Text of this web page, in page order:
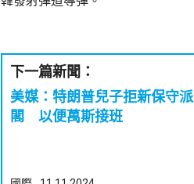
下一篇新聞：
美媒：特朗普兒子拒新保守
閣 以便萬斯接班